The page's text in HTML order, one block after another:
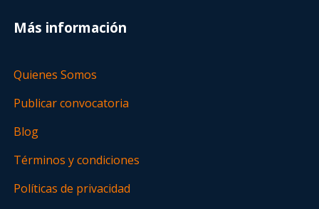
Más información
Quienes Somos
Publicar convocatoria
Blog
Términos y condiciones
Políticas de privacidad